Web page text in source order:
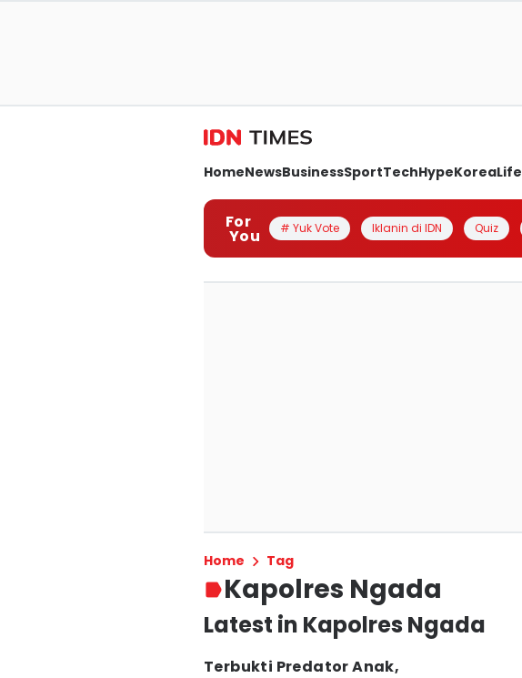
HomeNewsBusinessSportTechHypeKoreaLife
For
You # Yuk Vote Iklanin di IDN Quiz
Home Tag
Kapolres Ngada
Latest in Kapolres Ngada
Terbukti Predator Anak,